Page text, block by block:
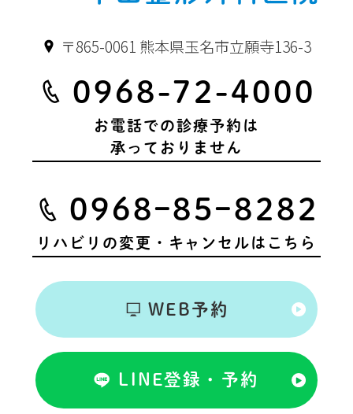
〒865-0061 熊本県玉名市立願寺136-3
0968-72-4000
お電話での診療予約は
承っておりません
0968ｰ85ｰ8282
リハビリの変更・キャンセルはこちら
WEB予約
LINE登録・予約